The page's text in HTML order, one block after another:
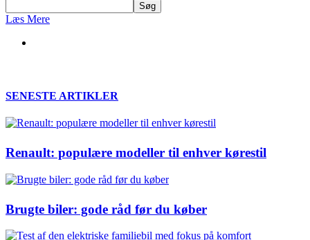
Læs Mere
SENESTE ARTIKLER
Renault: populære modeller til enhver kørestil
Brugte biler: gode råd før du køber